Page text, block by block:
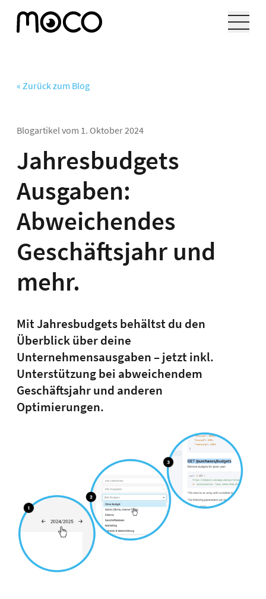
« Zurück zum Blog
Blogartikel vom 1. Oktober 2024
Jahresbudgets
Ausgaben:
Abweichendes
Geschäftsjahr und
mehr.
Mit Jahresbudgets behältst du den
Überblick über deine
Unternehmensausgaben – jetzt inkl.
Unterstützung bei abweichendem
Geschäftsjahr und anderen
Optimierungen.